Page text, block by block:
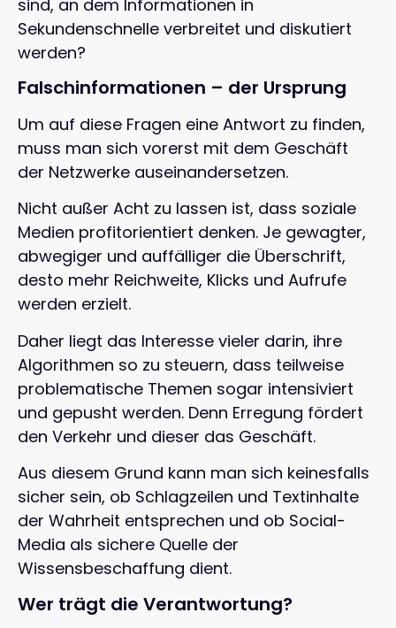
sind, an dem Informationen in
Sekundenschnelle verbreitet und diskutiert
werden?
Falschinformationen – der Ursprung
Um auf diese Fragen eine Antwort zu finden,
muss man sich vorerst mit dem Geschäft
der Netzwerke auseinandersetzen.
Nicht außer Acht zu lassen ist, dass soziale
Medien profitorientiert denken. Je gewagter,
abwegiger und auffälliger die Überschrift,
desto mehr Reichweite, Klicks und Aufrufe
werden erzielt.
Daher liegt das Interesse vieler darin, ihre
Algorithmen so zu steuern, dass teilweise
problematische Themen sogar intensiviert
und gepusht werden. Denn Erregung fördert
den Verkehr und dieser das Geschäft.
Aus diesem Grund kann man sich keinesfalls
sicher sein, ob Schlagzeilen und Textinhalte
der Wahrheit entsprechen und ob Social-
Media als sichere Quelle der
Wissensbeschaffung dient.
Wer trägt die Verantwortung?